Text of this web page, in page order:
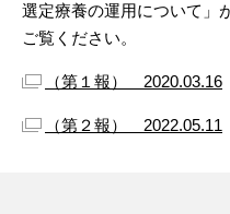
選定療養の運用について」
ご覧ください。
（第１報） 2020.03.16
（第２報） 2022.05.11